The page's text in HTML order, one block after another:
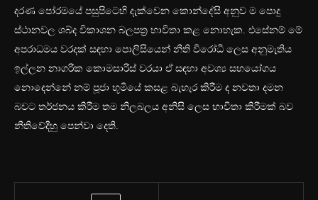
දරණ පෝරමයේ පසුපිටෙහි දැක්වෙන කොන්දේසි අනුව ම පොදු
ස්ථානවල ශබ්ද විකාශන බලපත්‍ර භාවිතා කළ නොහැක. එසේනම් මේ
අපරාධමය වරදක් සඳහා පොලිසියෙන් නීති විරෝධී ලෙස අනුමැතිය
ඉල්ලන නාගරික කොමසාරිස් වරයා ඒ සඳහා අවශ්‍ය සහයෝගය
නොදෙන්නේ නම් පූජා භූමියේ කසළ බැහැර කිරීම ද නවතා දමන
බවට තර්ජනය කිරීම තම නිලබලය අනිසි ලෙස භාවිතා කිරීමක් බව
නීතිවේදීහු පෙන්වා දෙති.